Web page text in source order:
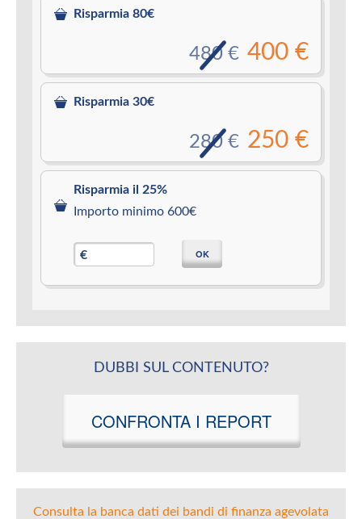
Risparmia 80€
400 €
480 €
Risparmia 30€
250 €
280 €
Risparmia il 25%
Importo minimo 600€
€ OK
DUBBI SUL CONTENUTO?
CONFRONTA I REPORT
Consulta la banca dati dei bandi di finanza agevolata